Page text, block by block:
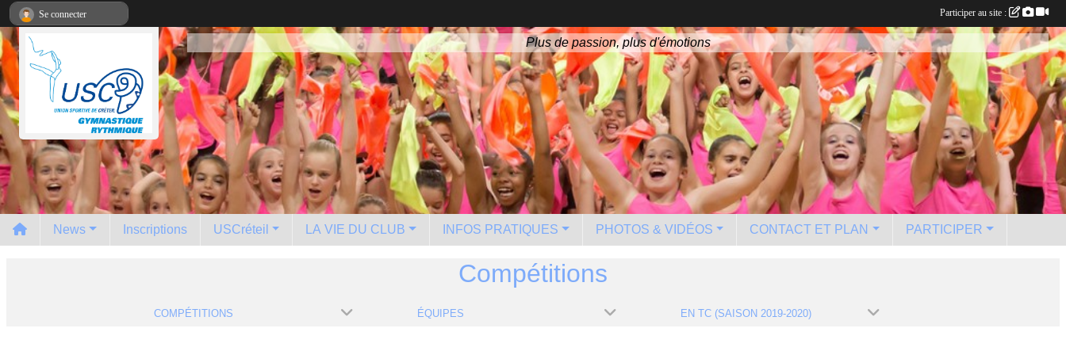
Plus de passion, plus d'émotions
News Inscriptions USCréteil LA VIE DU CLUB INFOS PRATIQUES PHOTOS & VIDÉOS CONTACT ET PLAN PARTICIPER
Compétitions
COMPÉTITIONS ÉQUIPES EN TC (SAISON 2019-2020)
Se connecter Participer au site :
Panneau de gestion des cookies